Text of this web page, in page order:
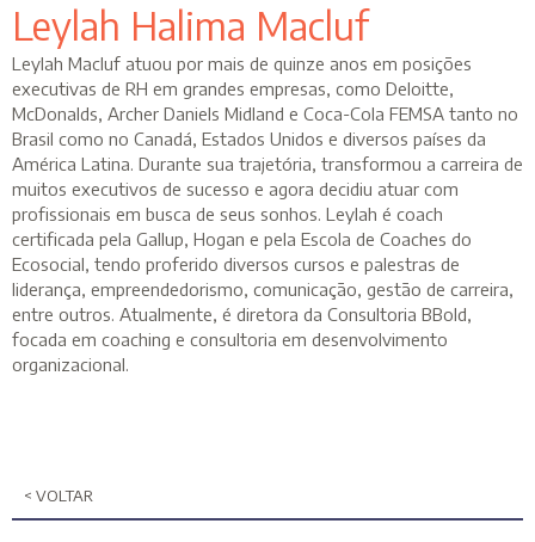
Leylah Halima Macluf
Leylah Macluf atuou por mais de quinze anos em posições
executivas de RH em grandes empresas, como Deloitte,
McDonalds, Archer Daniels Midland e Coca-Cola FEMSA tanto no
Brasil como no Canadá, Estados Unidos e diversos países da
América Latina. Durante sua trajetória, transformou a carreira de
muitos executivos de sucesso e agora decidiu atuar com
profissionais em busca de seus sonhos. Leylah é coach
certificada pela Gallup, Hogan e pela Escola de Coaches do
Ecosocial, tendo proferido diversos cursos e palestras de
liderança, empreendedorismo, comunicação, gestão de carreira,
entre outros. Atualmente, é diretora da Consultoria BBold,
focada em coaching e consultoria em desenvolvimento
organizacional.
< VOLTAR